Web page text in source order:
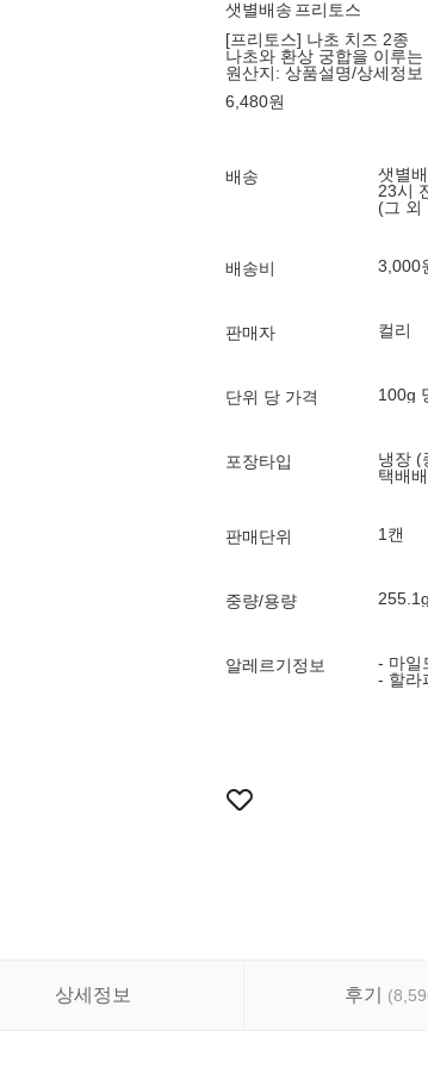
샛별배송 프리토스
[프리토스] 나초 치즈 2종
나초와 환상 궁합을 이루
원산지: 상품설명/상세정보
6,480원
배송
샛별
23시
(그 외
배송비 3,000
판매자 컬리
단위 당 가격 100g
포장타입
냉장 (
택배
판매단위 1캔
중량/용량 255.1g
알레르기정보
- 마일
- 할라
상세정보 후기 (